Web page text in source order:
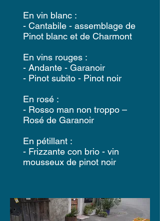
En vin blanc :
- Cantabile - assemblage de
Pinot blanc et de Charmont
En vins rouges :
- Andante - Garanoir
- Pinot subito - Pinot noir
En rosé :
- Rosso man non troppo –
Rosé de Garanoir
En pétillant :
- Frizzante con brio - vin
mousseux de pinot noir